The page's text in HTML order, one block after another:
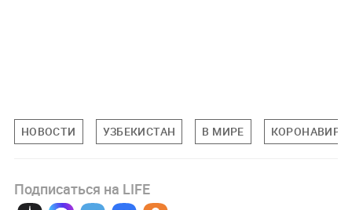
НОВОСТИ УЗБЕКИСТАН В МИРЕ
Подписаться на LIFE